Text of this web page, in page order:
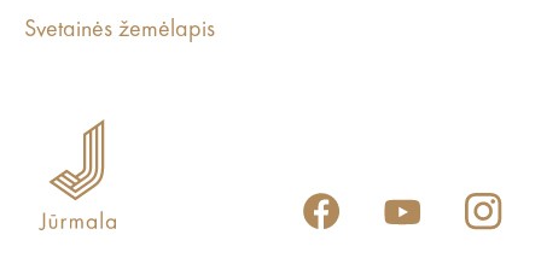
Svetainės žemėlapis